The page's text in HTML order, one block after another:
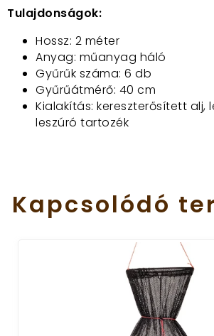
Tulajdonságok:
Hossz: 2 méter
Anyag: műanyag háló
Gyűrűk száma: 6 db
Gyűrűátmérő: 40 cm
Kialakítás: kereszterősített alj,
leszúró tartozék
Kapcsolódó